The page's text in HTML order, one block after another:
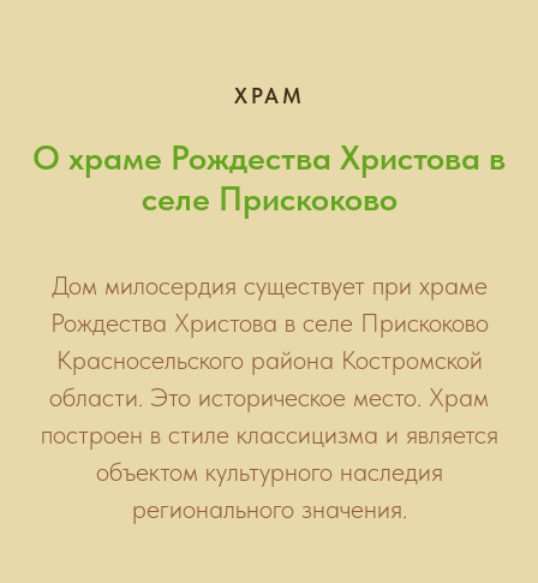
ХРАМ
О храме Рождества Христова в
селе Прискоково
Дом милосердия существует при храме
Рождества Христова в селе Прискоково
Красносельского района Костромской
области. Это историческое место. Храм
построен в стиле классицизма и является
объектом культурного наследия
регионального значения.